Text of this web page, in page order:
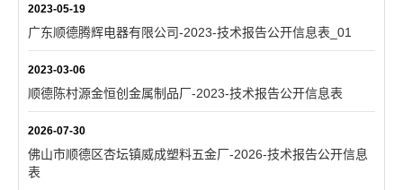
2023-05-19
广东顺德腾辉电器有限公司-2023-技术报告公开信息表_01
2023-03-06
顺德陈村源金恒创金属制品厂-2023-技术报告公开信息表
2026-07-30
佛山市顺德区杏坛镇威成塑料五金厂-2026-技术报告公开信息
表